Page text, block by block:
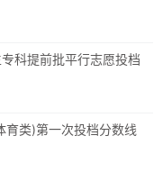
科提前批平行志愿投档
类)第一次投档分数线